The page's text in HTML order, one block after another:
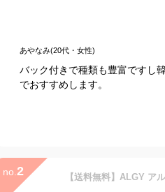
あやなみ(20代・女性)
バック付きで種類も豊富ですし
でおすすめします。
no. 2